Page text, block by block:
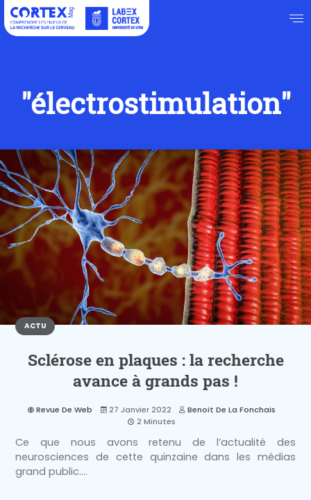
"électrostimulation"
ACTU
Sclérose en plaques : la recherche
avance à grands pas !
Revue De Web 27 Janvier 2022
Benoit De La Fonchais
2 Minutes
Ce que nous avons retenu de l’actualité des
neurosciences de cette quinzaine dans les médias
grand public....